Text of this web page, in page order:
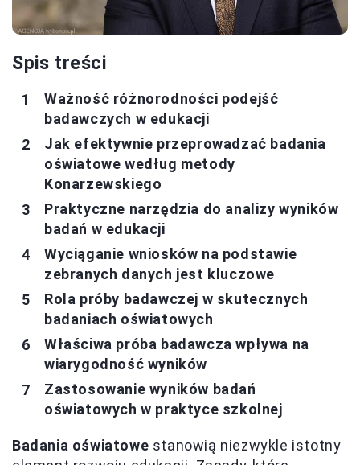
Spis treści
Ważność różnorodności podejść
badawczych w edukacji
Jak efektywnie przeprowadzać badania
oświatowe według metody
Konarzewskiego
Praktyczne narzędzia do analizy wyników
badań w edukacji
Wyciąganie wniosków na podstawie
zebranych danych jest kluczowe
Rola próby badawczej w skutecznych
badaniach oświatowych
Właściwa próba badawcza wpływa na
wiarygodność wyników
Zastosowanie wyników badań
oświatowych w praktyce szkolnej
Badania oświatowe stanowią niezwykle istotny